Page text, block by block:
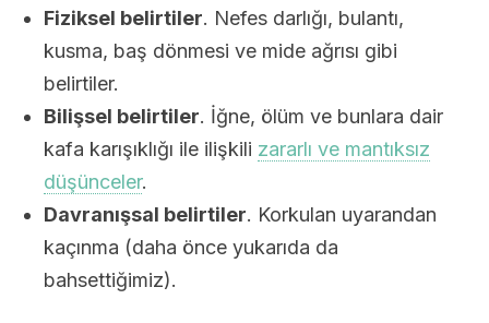
Fiziksel belirtiler. Nefes darlığı, bulantı,
kusma, baş dönmesi ve mide ağrısı gibi
belirtiler.
Bilişsel belirtiler. İğne, ölüm ve bunlara dair
kafa karışıklığı ile ilişkili zararlı ve mantıksız
düşünceler.
Davranışsal belirtiler. Korkulan uyarandan
kaçınma (daha önce yukarıda da
bahsettiğimiz).